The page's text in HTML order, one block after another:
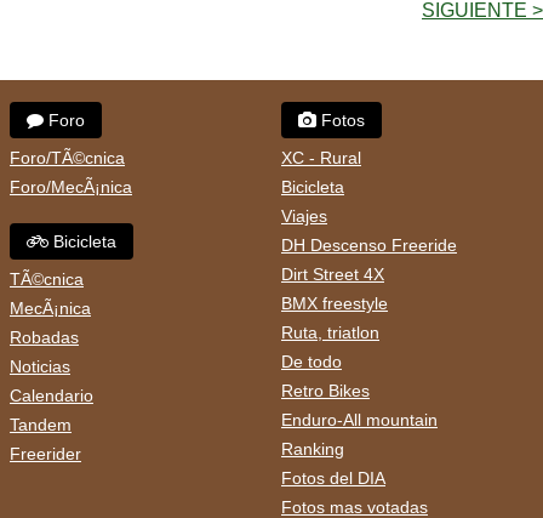
SIGUIENTE >
Foro
Foro/TÃ©cnica
Foro/MecÃ¡nica
Bicicleta
TÃ©cnica
MecÃ¡nica
Robadas
Noticias
Calendario
Tandem
Freerider
Fotos
XC - Rural
Bicicleta
Viajes
DH Descenso Freeride
Dirt Street 4X
BMX freestyle
Ruta, triatlon
De todo
Retro Bikes
Enduro-All mountain
Ranking
Fotos del DIA
Fotos mas votadas